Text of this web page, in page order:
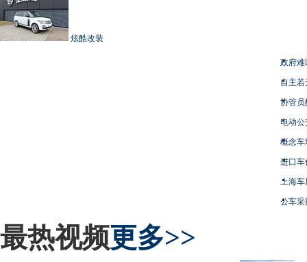
炫酷改装
政府难
自主
协管员
电动
概念车
进口车
上海
公车采
最热视频更多>>